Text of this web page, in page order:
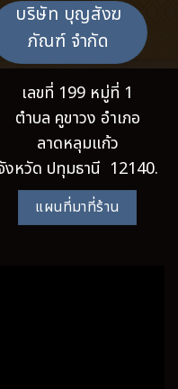
บริษัท บุญสังฆ
ภัณฑ์ จำกัด
เลขที่ 199 หมู่ที่ 1
ตำบล คูขาวง อำเภอ
ลาดหลุมแก้ว
งหวัด ปทุมธานี 12140.
แผนที่มาที่ร้าน